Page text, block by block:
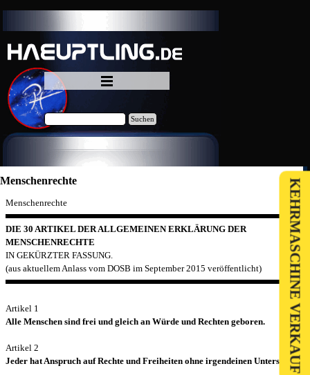
Menü überspringen
Suchen
Menschenrechte
Menschenrechte
DIE 30 ARTIKEL DER ALLGEMEINEN ERKLÄRUNG DER
MENSCHENRECHTE
IN GEKÜRZTER FASSUNG.
(aus aktuellem Anlass vom DOSB im September 2015 veröffentlicht)
Artikel 1
Alle Menschen sind frei und gleich an Würde und Rechten geboren.
Artikel 2
Jeder hat Anspruch auf Rechte und Freiheiten ohne irgendeinen Unterschied.
KEHRMASCHINE VERKAUF